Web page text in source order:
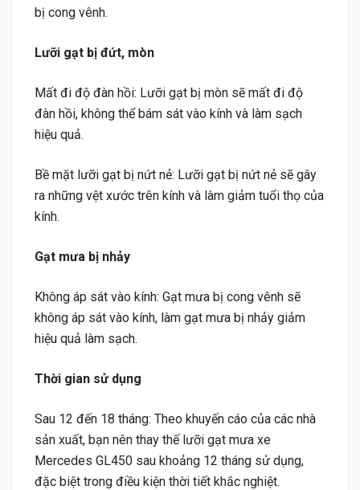
bị cong vênh.
Lưỡi gạt bị đứt, mòn
Mất đi độ đàn hồi: Lưỡi gạt bị mòn sẽ mất đi độ
đàn hồi, không thể bám sát vào kính và làm sạch
hiệu quả.
Bề mặt lưỡi gạt bị nứt nẻ: Lưỡi gạt bị nứt nẻ sẽ gây
ra những vệt xước trên kính và làm giảm tuổi thọ của
kính.
Gạt mưa bị nhảy
Không áp sát vào kính: Gạt mưa bị cong vênh sẽ
không áp sát vào kính, làm gạt mưa bị nhảy giảm
hiệu quả làm sạch.
Thời gian sử dụng
Sau 12 đến 18 tháng: Theo khuyến cáo của các nhà
sản xuất, bạn nên thay thế lưỡi gạt mưa xe
Mercedes GL450 sau khoảng 12 tháng sử dụng,
đặc biệt trong điều kiện thời tiết khắc nghiệt.